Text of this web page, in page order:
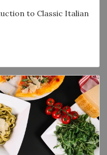
to Classic Italian